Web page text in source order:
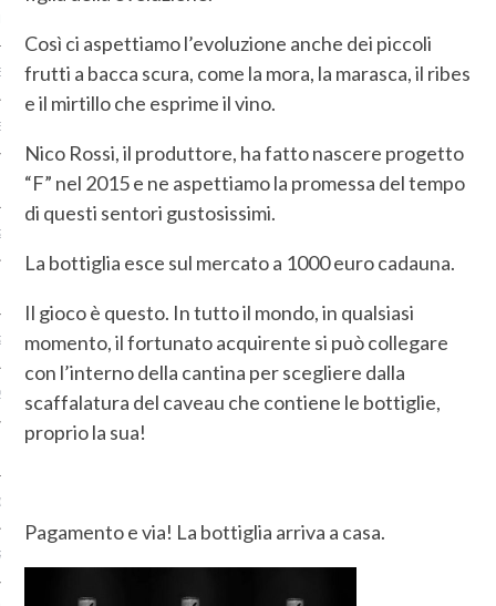
2016
2016
2016
2016
2015
Così ci aspettiamo l’evoluzione anche dei piccoli
frutti a bacca scura, come la mora, la marasca, il ribes
e il mirtillo che esprime il vino.
Nico Rossi, il produttore, ha fatto nascere progetto
“F” nel 2015 e ne aspettiamo la promessa del tempo
di questi sentori gustosissimi.
La bottiglia esce sul mercato a 1000 euro cadauna.
Il gioco è questo. In tutto il mondo, in qualsiasi
momento, il fortunato acquirente si può collegare
con l’interno della cantina per scegliere dalla
scaffalatura del caveau che contiene le bottiglie,
proprio la sua!
Pagamento e via! La bottiglia arriva a casa.